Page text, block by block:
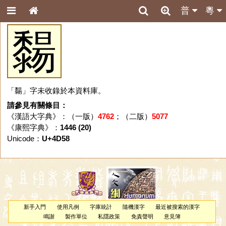
粵
普
䵘
「䵘」字未收錄於本資料庫。
請參見有關條目：
《漢語大字典》：（一版） 4762；（二版） 5077
《康熙字典》： 1446 (20)
Unicode： U+4D58
新手入門 使用凡例 字庫統計 隨機漢字
最近被搜索的漢字
鳴謝
製作單位 私隱政策 免責聲明 意見簿